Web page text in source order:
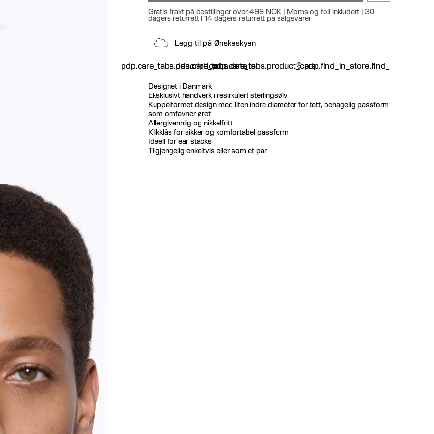
Gratis frakt på bestillinger over 499 NOK | Moms og toll inkludert | 30
dagers returrett | 14 dagers returrett på salgsvarer
Legg til på Ønskeskyen
pdp.care_tabs.description
pdp.care_tabs.details
pdp.care_tabs.product_carepdp.find_in_store.find_in_store
Designet i Danmark
Eksklusivt håndverk i resirkulert sterlingsølv
Kuppelformet design med liten indre diameter for tett, behagelig passform
som omfavner øret
Allergivennlig og nikkelfritt
Klikklås for sikker og komfortabel passform
Ideell for ear stacks
Tilgjengelig enkeltvis eller som et par